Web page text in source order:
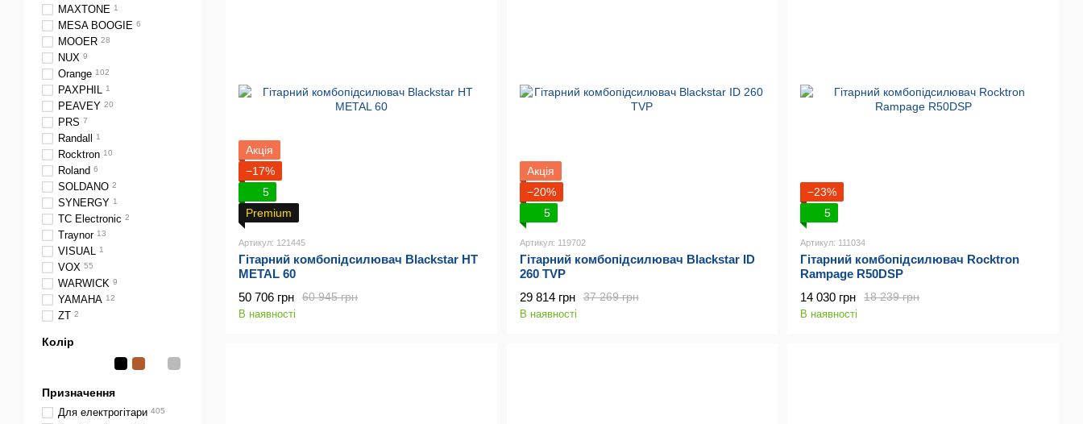
Акція
−17%
5
Premium
Артикул: 121445
Гітарний комбопідсилювач Blackstar HT
METAL 60
60 945 грн
50 706 грн
В наявності
Акція
−20%
5
Артикул: 119702
Гітарний комбопідсилювач Blackstar ID
260 TVP
37 269 грн
29 814 грн
В наявності
−23%
5
Артикул: 111034
Гітарний комбопідсилювач Rocktron
Rampage R50DSP
18 239 грн
14 030 грн
В наявності
MAXTONE 1
MESA BOOGIE 6
MOOER 28
NUX 9
Orange 102
PAXPHIL 1
PEAVEY 20
PRS 7
Randall 1
Rocktron 10
Roland 6
SOLDANO 2
SYNERGY 1
TC Electronic 2
Traynor 13
VISUAL 1
VOX 55
WARWICK 9
YAMAHA 12
ZT 2
Колір
Призначення
Для електрогітари 405